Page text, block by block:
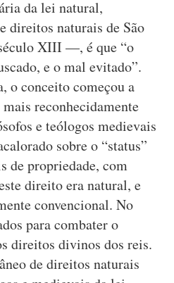
da lei natural,
direitos naturais de São
XIII —, é que “o
e o mal evitado”.
o conceito começou a
reconhecidamente
e teólogos medievais
sobre o “status”
de propriedade, com
direito era natural, e
convencional. No
para combater o
direitos divinos dos reis.
de direitos naturais